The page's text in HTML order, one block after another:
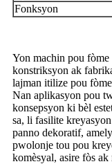
Fonksyon
Yon machin pou fòme
konstriksyon ak
lajman itilize pou
Nan aplikasyon pou
konsepsyon ki bèl
sa, li fasilite
panno dekoratif,
pwolonje tou pou
komèsyal, asire fòs